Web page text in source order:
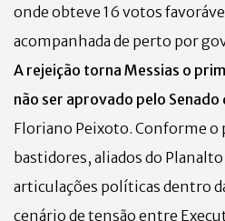
onde obteve 16 votos
acompanhada de perto por
A rejeição torna Messias o
não ser aprovado pelo Senado
Floriano Peixoto. Conforme o
bastidores, aliados do
articulações políticas dentro
cenário de tensão entre